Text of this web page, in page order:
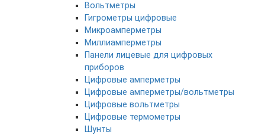
Вольтметры
Гигрометры цифровые
Микроамперметры
Миллиамперметры
Панели лицевые для цифровых
приборов
Цифровые амперметры
Цифровые амперметры/вольтметры
Цифровые вольтметры
Цифровые термометры
Шунты